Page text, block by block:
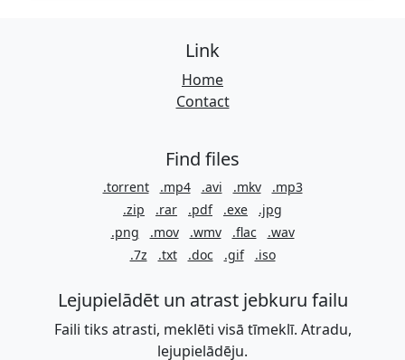
Link
Home
Contact
Find files
.torrent .mp4 .avi .mkv
.mp3
.zip
.rar .pdf .exe
.jpg
.png
.mov .wmv .flac
.wav
.7z
.txt .doc .gif .iso
Lejupielādēt un atrast jebkuru failu
Faili tiks atrasti, meklēti visā tīmeklī. Atradu,
lejupielādēju.